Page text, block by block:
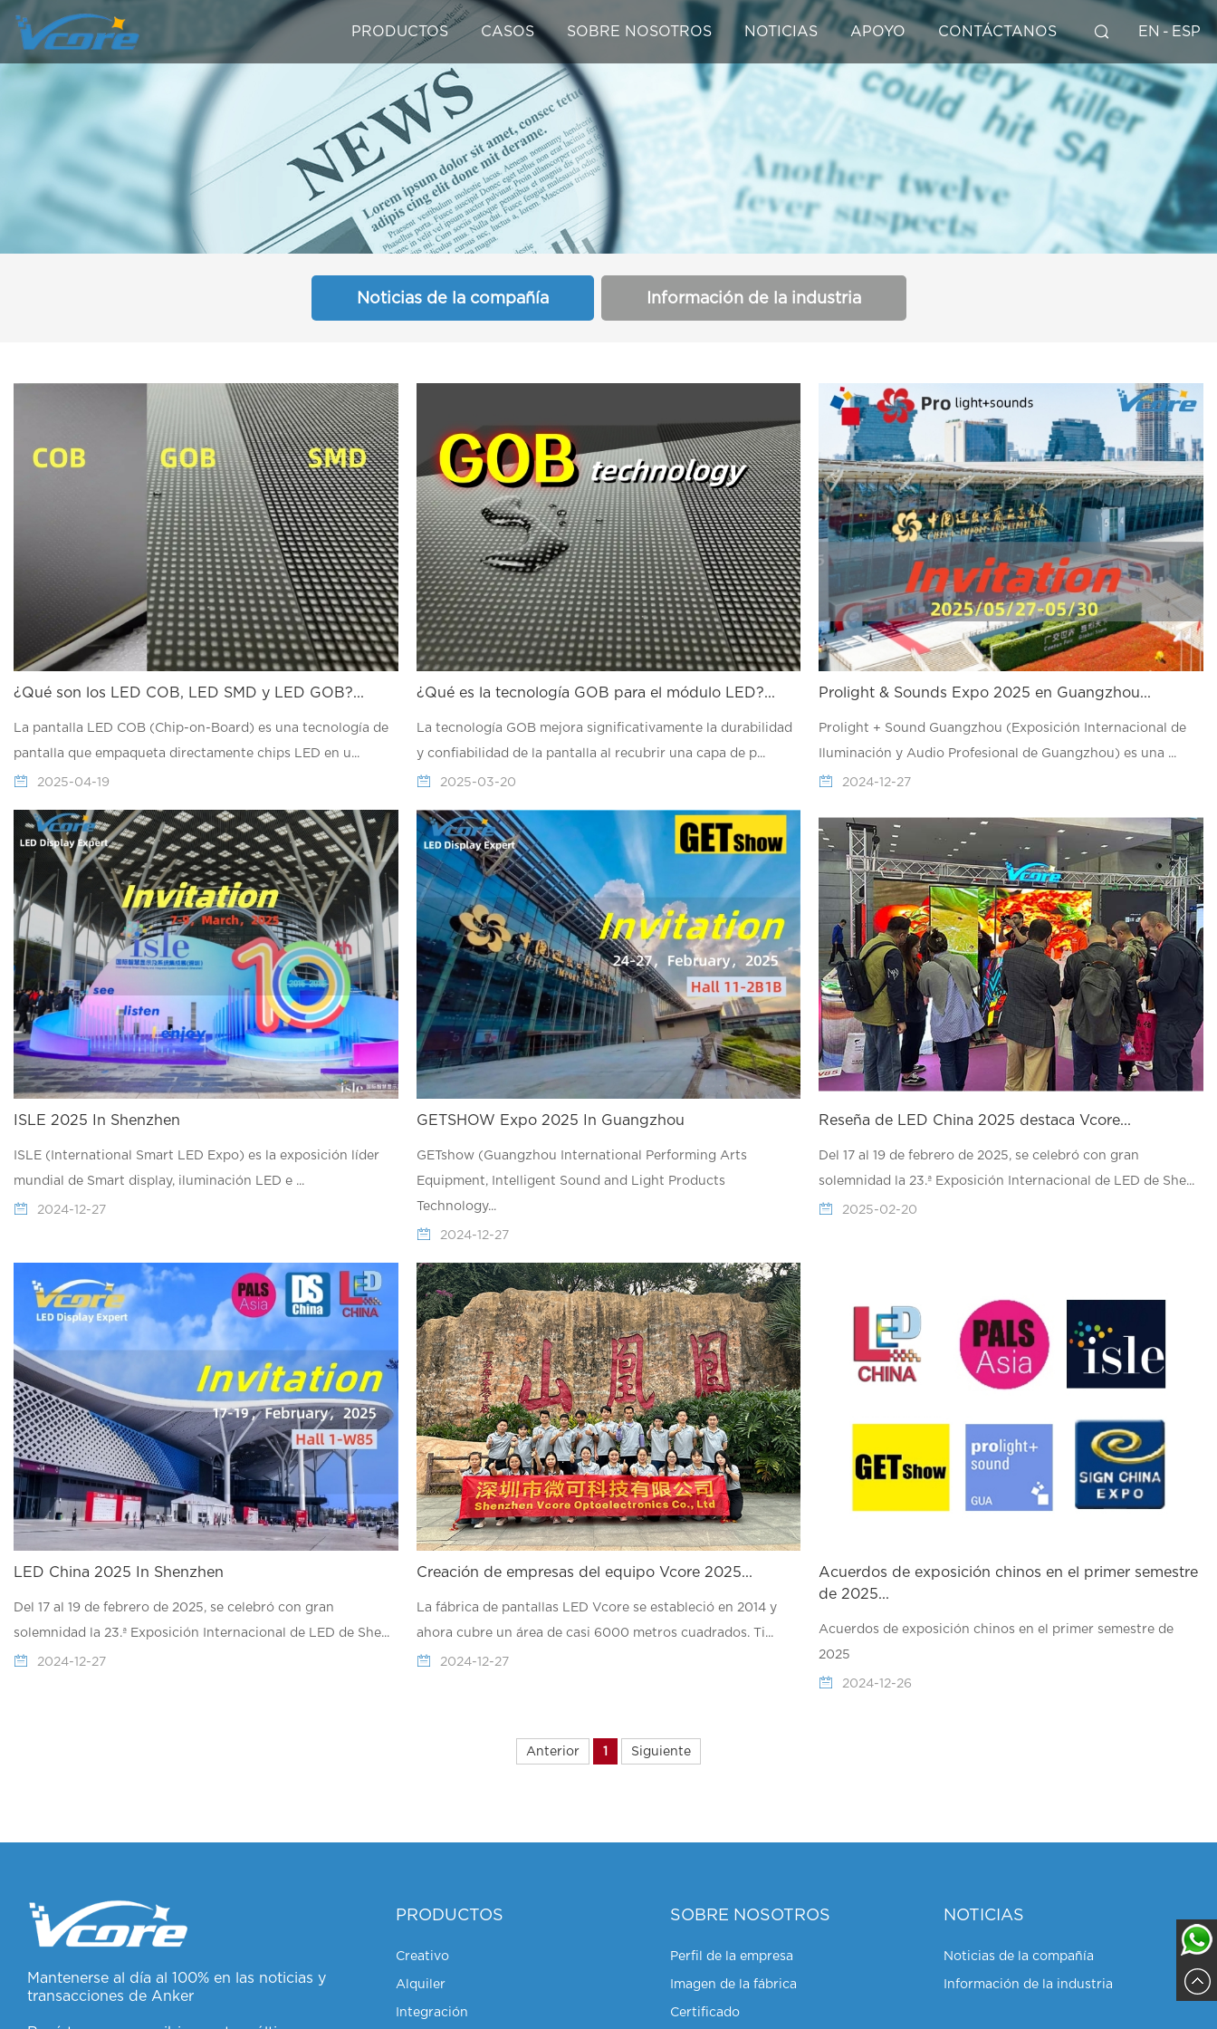
PRODUCTOS CASOS SOBRE NOSOTROS NOTICIAS APOYO CONTÁCTANOS EN -ESP
Noticias de la compañía Información de la industria
¿Qué son los LED COB, LED SMD y LED GOB?...
La pantalla LED COB (Chip-on-Board) es una tecnología de
pantalla que empaqueta directamente chips LED en u...
2025-04-19
¿Qué es la tecnología GOB para el módulo LED?...
La tecnología GOB mejora significativamente la durabilidad
y confiabilidad de la pantalla al recubrir una capa de p...
2025-03-20
Prolight & Sounds Expo 2025 en Guangzhou...
Prolight + Sound Guangzhou (Exposición Internacional de
Iluminación y Audio Profesional de Guangzhou) es una ...
2024-12-27
ISLE 2025 In Shenzhen
ISLE (International Smart LED Expo) es la exposición líder
mundial de Smart display, iluminación LED e ...
2024-12-27
GETSHOW Expo 2025 In Guangzhou
GETshow (Guangzhou International Performing Arts
Equipment, Intelligent Sound and Light Products
Technology...
2024-12-27
Reseña de LED China 2025 destaca Vcore...
Del 17 al 19 de febrero de 2025, se celebró con gran
solemnidad la 23.ª Exposición Internacional de LED de She...
2025-02-20
LED China 2025 In Shenzhen
Del 17 al 19 de febrero de 2025, se celebró con gran
solemnidad la 23.ª Exposición Internacional de LED de She...
2024-12-27
Creación de empresas del equipo Vcore 2025...
La fábrica de pantallas LED Vcore se estableció en 2014 y
ahora cubre un área de casi 6000 metros cuadrados. Ti...
2024-12-27
Acuerdos de exposición chinos en el primer semestre
de 2025...
Acuerdos de exposición chinos en el primer semestre de
2025
2024-12-26
Anterior 1 Siguiente
Mantenerse al día al 100% en las noticias y
transacciones de Anker
PRODUCTOS
Creativo
Alquiler
Integración
SOBRE NOSOTROS
Perfil de la empresa
Imagen de la fábrica
Certificado
NOTICIAS
Noticias de la compañía
Información de la industria
Sajja